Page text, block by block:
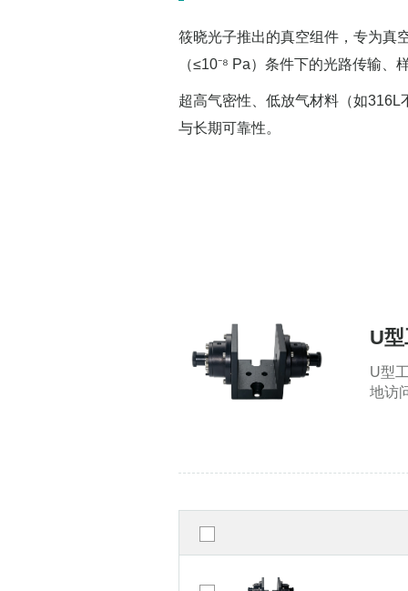
筱晓光子推出的真空组件，专为真
（≤10⁻⁸ Pa）条件下的光路传输
超高气密性、低放气材料（如
与长期可靠性。
U
U型
地访